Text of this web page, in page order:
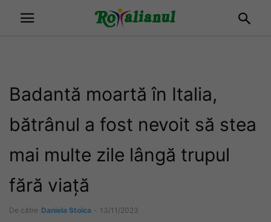
Badantă moartă în Italia,
bătrânul a fost nevoit să stea
mai multe zile lângă trupul
fără viață
De către Daniela Stoica - 13/11/2023